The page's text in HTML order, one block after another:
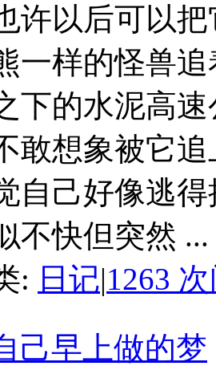
许以后可以
一样的怪兽
下的水泥高
敢想象被它
自己好像逃
不快但突然 ...
: 日记|1263
己早上做的梦